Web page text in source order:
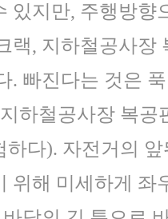
있지만, 주행방향
랙, 지하철공사장
. 빠진다는 것은
하철공사장 복공
하다). 자전거의
위해 미세하게 좌